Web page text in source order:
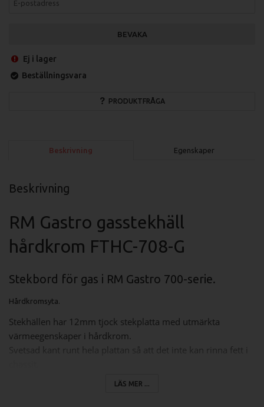
Ej i lager
Beställningsvara
PRODUKTFRÅGA
BEVAKA
Beskrivning Egenskaper
Beskrivning
RM Gastro gasstekhäll
hårdkrom FTHC-708-G
Stekbord för gas i RM Gastro 700-serie.
Hårdkromsyta.
Stekhällen har 12mm tjock stekplatta med utmärkta
värmeegenskaper i hårdkrom.
Svetsad kant runt hela plattan så att det inte kan rinna fett i
LÄS MER ...